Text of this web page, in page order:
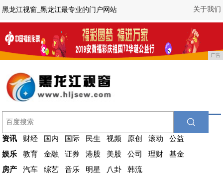
关于我们
黑龙江视窗_黑龙江最专业的门户网站
广告
资讯 财经 国内 国际 民生 视频 原创 滚动
公益
娱乐
教育 金融 证券 港股 美股 公司 理财
基金
房产
汽车 综艺 音乐 明星 八卦
韩流